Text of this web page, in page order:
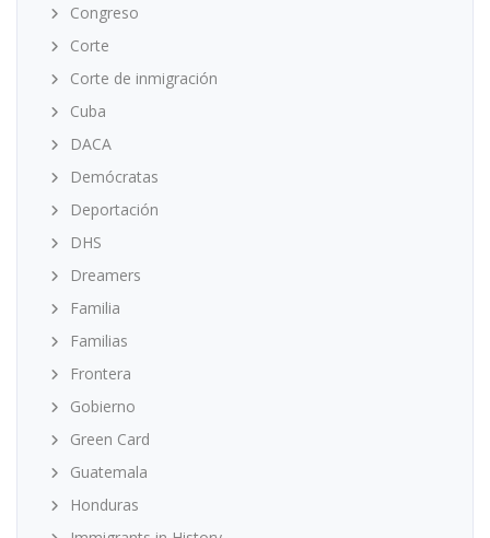
Congreso
Corte
Corte de inmigración
Cuba
DACA
Demócratas
Deportación
DHS
Dreamers
Familia
Familias
Frontera
Gobierno
Green Card
Guatemala
Honduras